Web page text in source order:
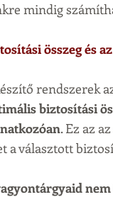
mindig
összeg és
rendszerek
biztosítási
. Ez az
a választott